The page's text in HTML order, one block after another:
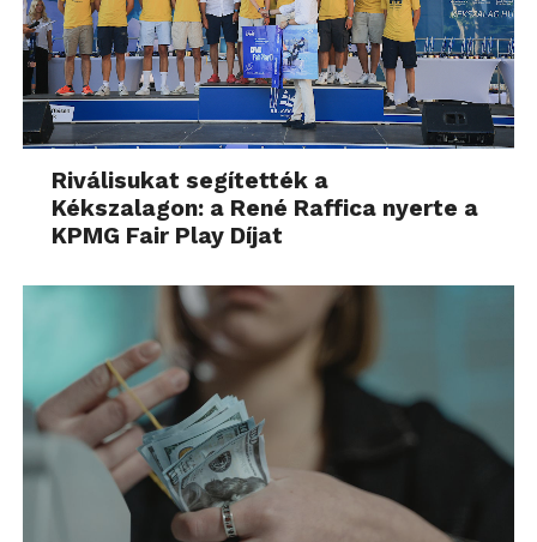
Riválisukat segítették a
Kékszalagon: a René Raffica nyerte a
KPMG Fair Play Díjat